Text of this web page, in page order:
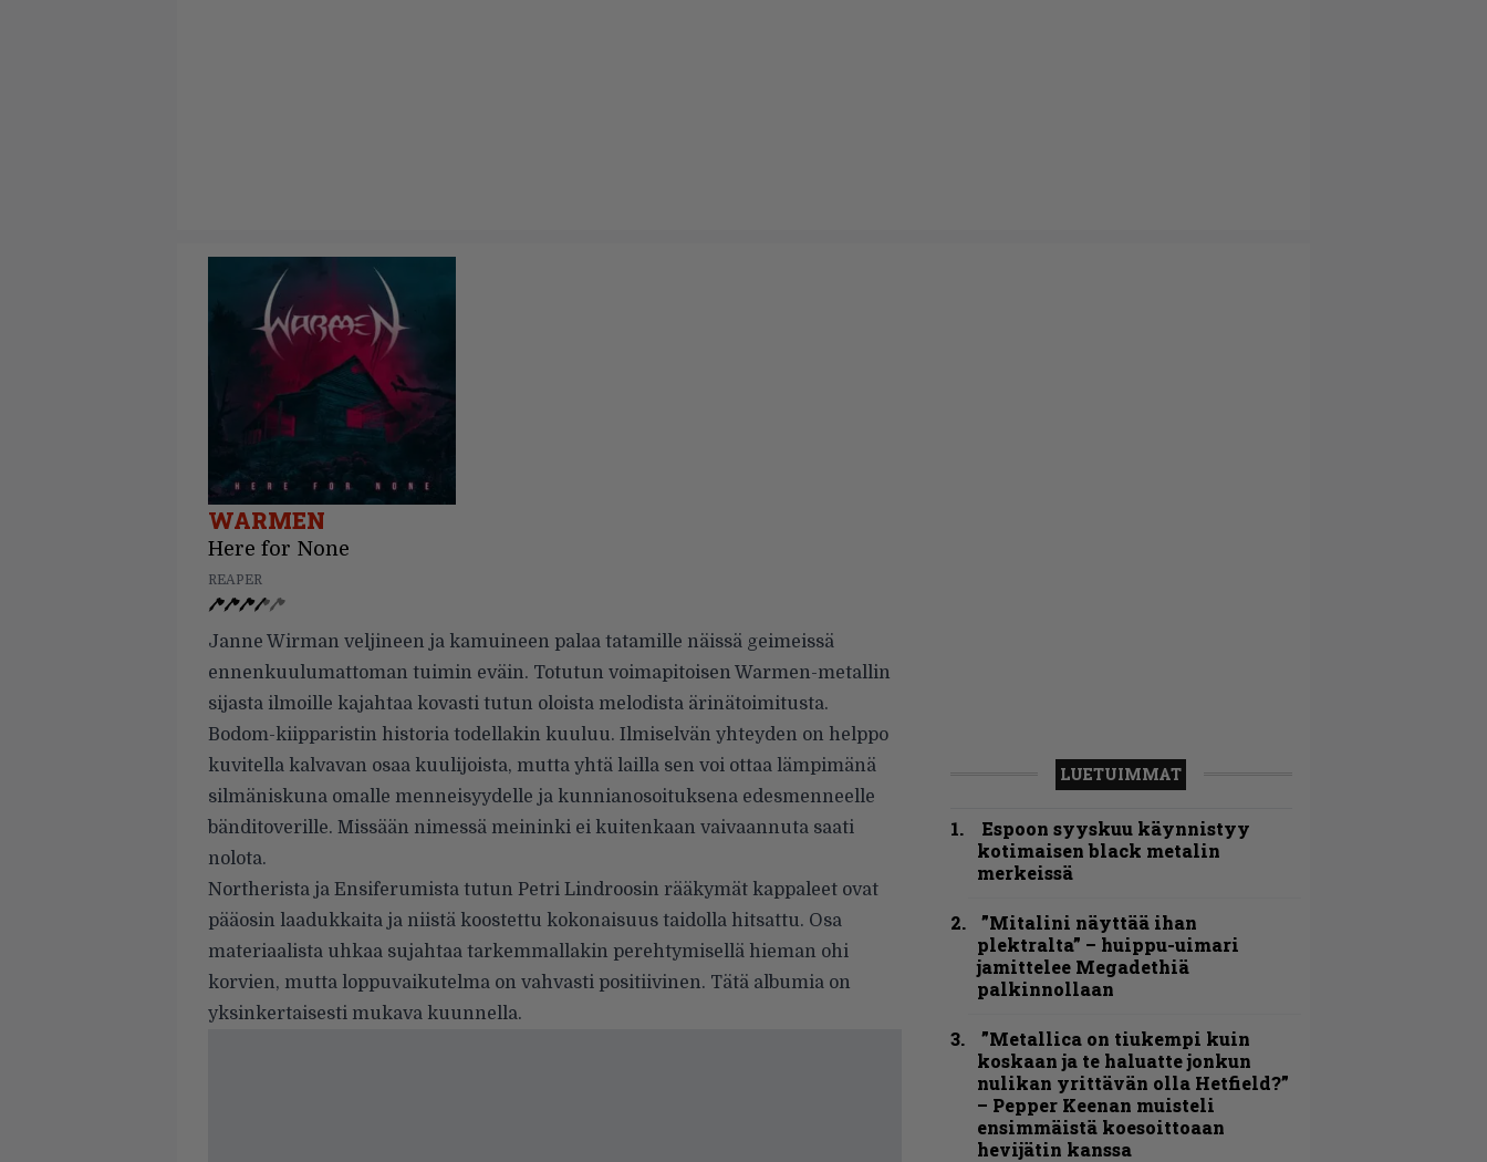
WARMEN
Here for None
REAPER
Janne Wirman veljineen ja kamuineen palaa tatamille näissä geimeissä
ennenkuulumattoman tuimin eväin. Totutun voimapitoisen Warmen-metallin
sijasta ilmoille kajahtaa kovasti tutun oloista melodista ärinätoimitusta.
Bodom-kiipparistin historia todellakin kuuluu. Ilmiselvän yhteyden on helppo
kuvitella kalvavan osaa kuulijoista, mutta yhtä lailla sen voi ottaa lämpimänä
silmäniskuna omalle menneisyydelle ja kunnianosoituksena edesmenneelle
bänditoverille. Missään nimessä meininki ei kuitenkaan vaivaannuta saati
nolota.
Northerista ja Ensiferumista tutun Petri Lindroosin rääkymät kappaleet ovat
pääosin laadukkaita ja niistä koostettu kokonaisuus taidolla hitsattu. Osa
materiaalista uhkaa sujahtaa tarkemmallakin perehtymisellä hieman ohi
korvien, mutta loppuvaikutelma on vahvasti positiivinen. Tätä albumia on
yksinkertaisesti mukava kuunnella.
LUETUIMMAT
Espoon syyskuu käynnistyy
kotimaisen black metalin
merkeissä
”Mitalini näyttää ihan
plektralta” – huippu-uimari
jamittelee Megadethiä
palkinnollaan
”Metallica on tiukempi kuin
koskaan ja te haluatte jonkun
nulikan yrittävän olla Hetfield?”
– Pepper Keenan muisteli
ensimmäistä koesoittoaan
hevijätin kanssa